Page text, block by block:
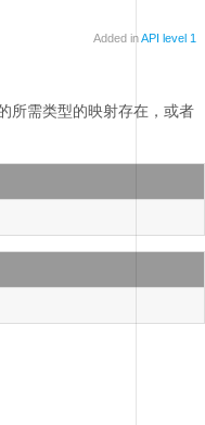
Added inAPI level 1
所需类型的映射存在，或者